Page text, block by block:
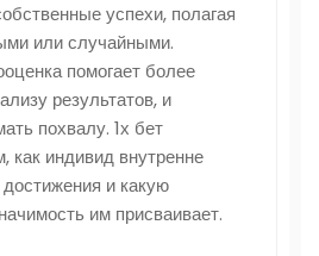
успехи, полагая
или случайными.
помогает более
результатов, и
похвалу. 1х бет
как индивид внутренне
и какую
им присваивает.